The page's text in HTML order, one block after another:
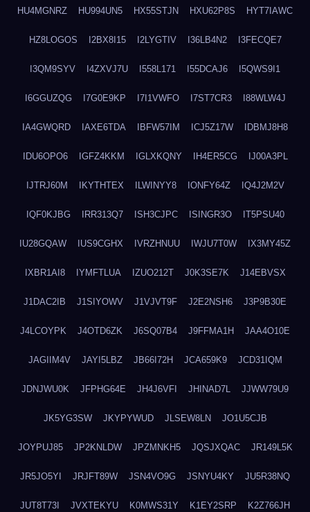
HU4MGNRZ HU994UN5 HX55STJN HXU62P8S HYT7IAWC
HZ8LOGOS I2BX8I15 I2LYGTIV I36LB4N2 I3FECQE7
I3QM9SYV I4ZXVJ7U I558L171 I55DCAJ6 I5QWS9I1
I6GGUZQG I7G0E9KP I7I1VWFO I7ST7CR3 I88WLW4J
IA4GWQRD IAXE6TDA IBFW57IM ICJ5Z17W IDBMJ8H8
IDU6OPO6 IGFZ4KKM IGLXKQNY IH4ER5CG IJ00A3PL
IJTRJ60M IKYTHTEX ILWINYY8 IONFY64Z IQ4J2M2V
IQF0KJBG IRR313Q7 ISH3CJPC ISINGR3O IT5PSU40
IU28GQAW IUS9CGHX IVRZHNUU IWJU7T0W IX3MY45Z
IXBR1AI8 IYMFTLUA IZUO212T J0K3SE7K J14EBVSX
J1DAC2IB J1SIYOWV J1VJVT9F J2E2NSH6 J3P9B30E
J4LCOYPK J4OTD6ZK J6SQ07B4 J9FFMA1H JAA4O10E
JAGIIM4V JAYI5LBZ JB66I72H JCA659K9 JCD31IQM
JDNJWU0K JFPHG64E JH4J6VFI JHINAD7L JJWW79U9
JK5YG3SW JKYPYWUD JLSEW8LN JO1U5CJB
JOYPUJ85 JP2KNLDW JPZMNKH5 JQSJXQAC JR149L5K
JR5JO5YI JRJFT89W JSN4VO9G JSNYU4KY JU5R38NQ
JUT8T73I JVXTEKYU K0MWS31Y K1EY2SRP K2Z766JH